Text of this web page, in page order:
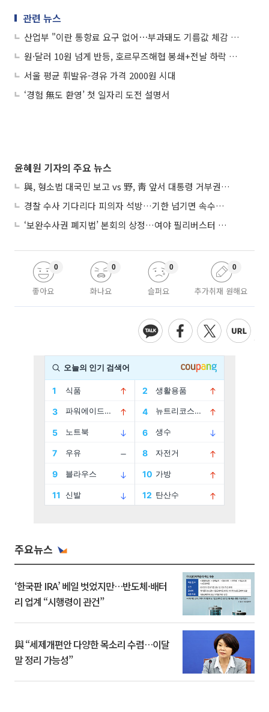
관련 뉴스
산업부 "이란 통항료 요구 없어⋯부과돼도 기름값 체감 인상 0.5%"
원·달러 10원 넘게 반등, 호르무즈해협 봉쇄+전날 하락 과도 인식
서울 평균 휘발유-경유 가격 2000원 시대
‘경험 無도 환영’ 첫 일자리 도전 설명서
윤혜원 기자의 주요 뉴스
與, 형소법 대국민 보고 vs 野, 靑 앞서 대통령 거부권 촉구
경찰 수사 기다리다 피의자 석방…기한 넘기면 속수무책
‘보완수사권 폐지법’ 본회의 상정…여야 필리버스터 대치
좋아요
0
화나요
0
슬퍼요
0
추가취재 원해요
0
주요뉴스
‘한국판 IRA’ 베일 벗었지만…반도체·배터
리 업계 “시행령이 관건”
與 “세제개편안 다양한 목소리 수렴…이달
말 정리 가능성”